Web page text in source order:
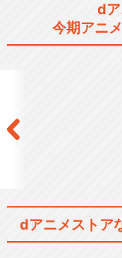
d
今期アニ
dアニメストア